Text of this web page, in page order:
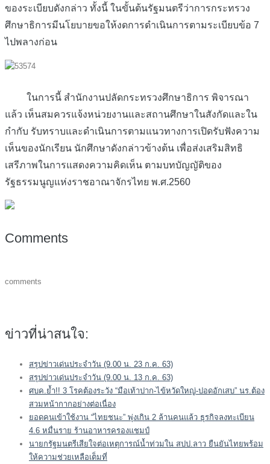
ของระเบียบดังกล่าว ทั้งนี้ ในขั้นต้นรัฐมนตรีว่าการกระทรวง
ศึกษาธิการมีนโยบายขอให้งดการดำเนินการตามระเบียบข้อ 7
ไปพลางก่อน
ในการนี้ สำนักงานปลัดกระทรวงศึกษาธิการ พิจารณา
แล้ว เห็นสมควรแจ้งหน่วยงานและสถานศึกษาในสังกัดและใน
กำกับ รับทราบและดำเนินการตามแนวทางการเปิดรับฟังความ
เห็นของนักเรียน นักศึกษาดังกล่าวข้างต้น เพื่อส่งเสริมสิทธิ
เสรีภาพในการแสดงความคิดเห็น ตามบทบัญญัติของ
รัฐธรรมนูญแห่งราชอาณาจักรไทย พ.ศ.2560
Comments
comments
ข่าวที่น่าสนใจ:
สรุปข่าวเด่นประจำวัน (9.00 น. 23 ก.ค. 63)
สรุปข่าวเด่นประจำวัน (9.00 น. 13 ก.ค. 63)
ศบค.ย้ำ!! 3 โรคต้องระวัง “มือเท้าปาก-ไข้หวัดใหญ่-ปอดอักเสบ” นร.ต้อง
สวมหน้ากากอย่างต่อเนื่อง
ยอดคนเข้าใช้งาน “ไทยชนะ” พุ่งเกิน 2 ล้านคนแล้ว ธุรกิจลงทะเบียน
4.6 หมื่นราย ร้านอาหารครองแชมป์
นายกรัฐมนตรีเสียใจต่อเหตุการณ์น้ำท่วมใน สปป.ลาว ยืนยันไทยพร้อม
ให้ความช่วยเหลือเต็มที่